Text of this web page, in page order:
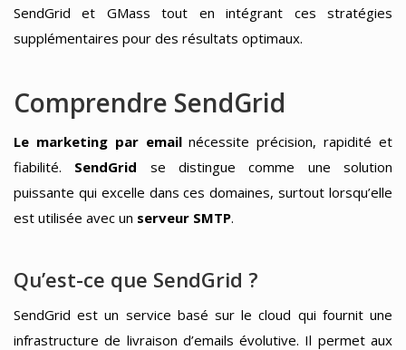
SendGrid et GMass tout en intégrant ces stratégies
supplémentaires pour des résultats optimaux.
Comprendre SendGrid
Le marketing par emailnécessite précision, rapidité et
fiabilité. SendGrid se distingue comme une solution
puissante qui excelle dans ces domaines, surtout lorsqu’elle
est utilisée avec un serveur SMTP.
Qu’est-ce que SendGrid ?
SendGrid est un service basé sur le cloud qui fournit une
infrastructure de livraison d’emails évolutive. Il permet aux